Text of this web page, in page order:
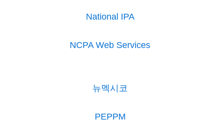
National IPA
NCPA Web Services
뉴멕시코
PEPPM